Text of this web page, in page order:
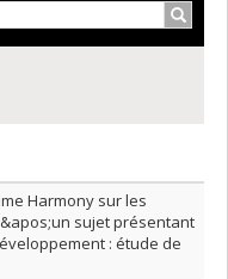
croissant
Harmony sur les
sujet présentant
: étude de